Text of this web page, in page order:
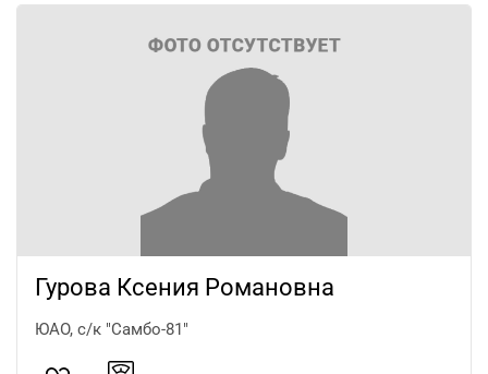
Гурова Ксения Романовна
ЮАО, с/к "Самбо-81"